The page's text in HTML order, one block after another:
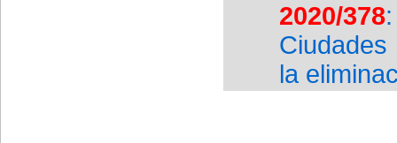
2020/378
la